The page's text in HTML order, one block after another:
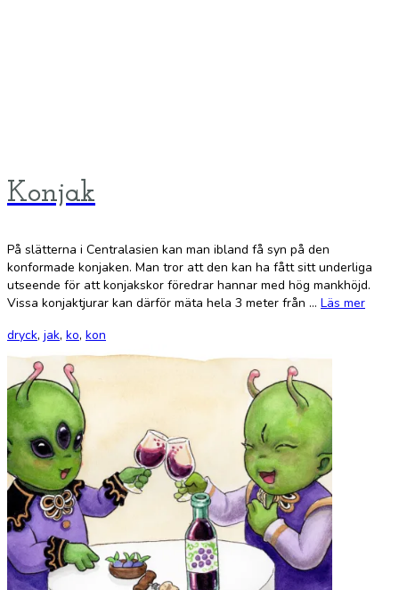
Konjak
På slätterna i Centralasien kan man ibland få syn på den
konformade konjaken. Man tror att den kan ha fått sitt underliga
utseende för att konjakskor föredrar hannar med hög mankhöjd.
Vissa konjaktjurar kan därför mäta hela 3 meter från … Läs mer
dryck, jak, ko, kon